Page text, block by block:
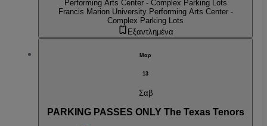
Performing Arts Center - Complex Parking Lots
Francis Marion University Performing Arts Center -
Complex Parking Lots
Εξαντλημένα
Μαρ
13
Σαβ
PARKING PASSES ONLY The Texas Tenors